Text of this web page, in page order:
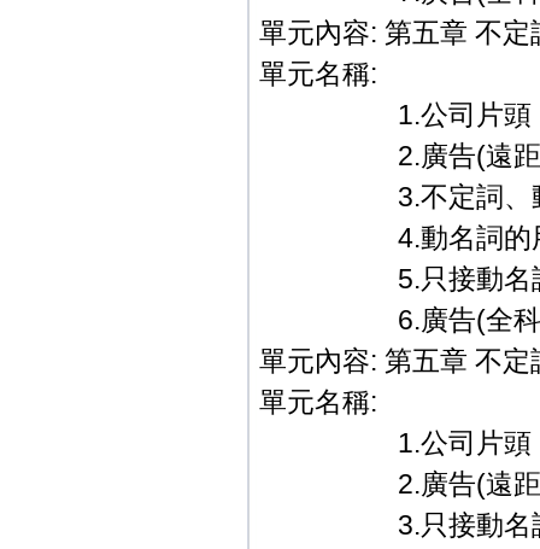
單元內容: 第五章 不
單元名稱:
1.公司片頭．
2.廣告(遠距教
3.不定詞、動名
4.動名詞的
5.只接動名詞的
6.廣告(全科教
單元內容: 第五章 不
單元名稱:
1.公司片頭．
2.廣告(遠距教
3.只接動名詞的